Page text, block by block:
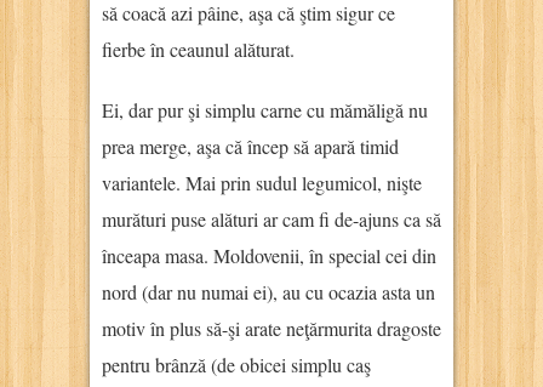
să coacă azi pâine, aşa că ştim sigur ce
fierbe în ceaunul alăturat.
Ei, dar pur şi simplu carne cu mămăligă nu
prea merge, aşa că încep să apară timid
variantele. Mai prin sudul legumicol, nişte
murături puse alături ar cam fi de-ajuns ca să
înceapa masa. Moldovenii, în special cei din
nord (dar nu numai ei), au cu ocazia asta un
motiv în plus să-şi arate neţărmurita dragoste
pentru brânză (de obicei simplu caş